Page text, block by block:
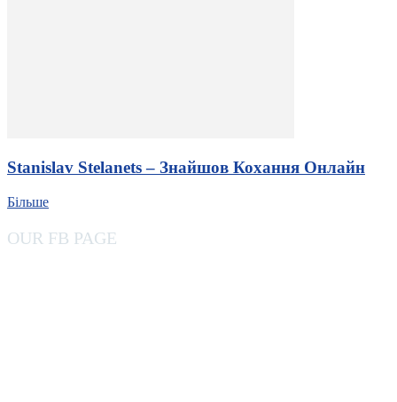
Stanislav Stelanets – Знайшов Кохання Онлайн
Більше
OUR FB PAGE